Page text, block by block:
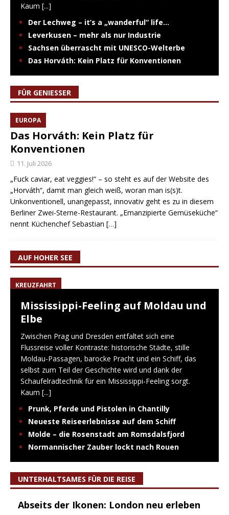
Kaum [...]
Der Lechweg – it’s a „wanderful“ life…
Leverkusen – mehr als nur Industrie
Sachsen überrascht mit UNESCO-Welterbe
Das Horváth: Kein Platz für Konventionen
FÜR GENIESSER
EUROPA
Das Horváth: Kein Platz für
Konventionen
11. Juli 2026
„Fuck caviar, eat veggies!“ – so steht es auf der Website des
„Horváth“, damit man gleich weiß, woran man is(s)t.
Unkonventionell, unangepasst, innovativ geht es zu in diesem
Berliner Zwei-Sterne-Restaurant. „Emanzipierte Gemüseküche“
nennt Küchenchef Sebastian […]
AUF HOHER SEE
KREUZFAHRT
Mississippi-Feeling auf Moldau und
Elbe
Zwischen Prag und Dresden entfaltet sich eine
Flussreise voller Kontraste: historische Städte, stille
Moldau-Passagen, barocke Pracht und ein Schiff, das
selbst zum Teil der Geschichte wird und dank der
Schaufelradtechnik für ein Mississippi-Feeling sorgt.
Kaum [...]
Prunk, Pferde und Pistolen in Chantilly
Neueste Reiseerlebnisse auf dem Schiff
Molde – die Rosenstadt am Romsdalsfjord
Normannischer Zauber lockt nach Rouen
UNTERHALTSAMES FÜR DIE REISE
Abseits der Ikonen: London neu erleben